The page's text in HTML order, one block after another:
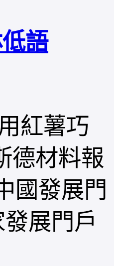
語
紅薯巧
德材料報
國發展門
展門戶